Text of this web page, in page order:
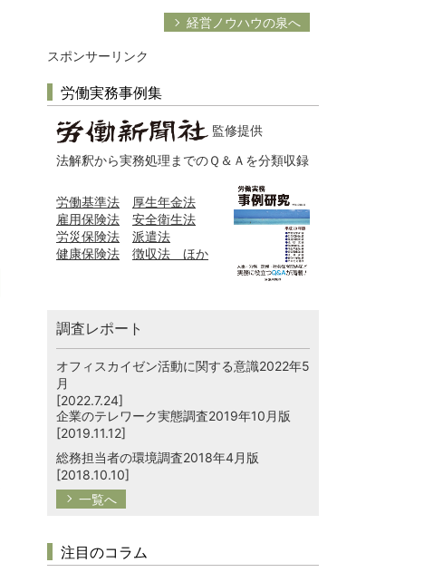
経営ノウハウの泉へ
スポンサーリンク
労働実務事例集
監修提供
法解釈から実務処理までのＱ＆Ａを分類収録
労働基準法
厚生年金法
雇用保険法
安全衛生法
労災保険法
派遣法
健康保険法
徴収法 ほか
調査レポート
オフィスカイゼン活動に関する意識2022年5
月
[2022.7.24]
企業のテレワーク実態調査2019年10月版
[2019.11.12]
総務担当者の環境調査2018年4月版
[2018.10.10]
一覧へ
注目のコラム